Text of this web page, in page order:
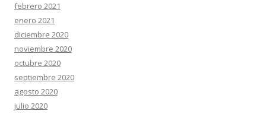
febrero 2021
enero 2021
diciembre 2020
noviembre 2020
octubre 2020
septiembre 2020
agosto 2020
julio 2020